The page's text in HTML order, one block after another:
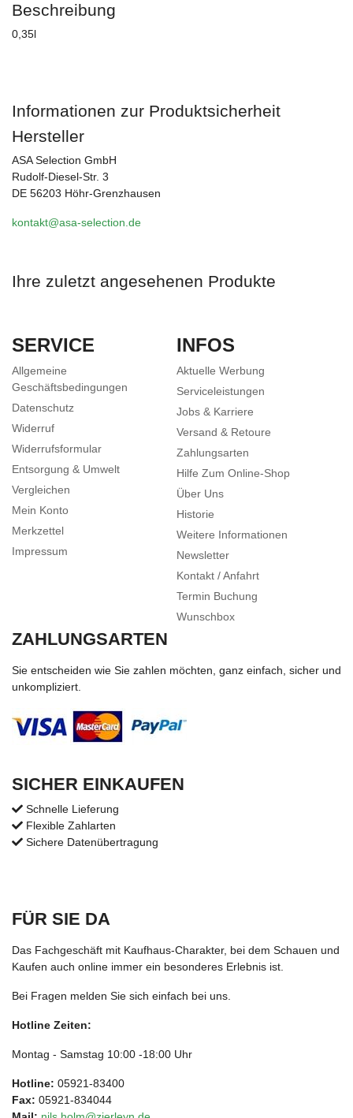
Beschreibung
0,35l
Informationen zur Produktsicherheit
Hersteller
ASA Selection GmbH
Rudolf-Diesel-Str. 3
DE 56203 Höhr-Grenzhausen
kontakt@asa-selection.de
Ihre zuletzt angesehenen Produkte
SERVICE
Allgemeine
Geschäftsbedingungen
Datenschutz
Widerruf
Widerrufsformular
Entsorgung & Umwelt
Vergleichen
Mein Konto
Merkzettel
Impressum
INFOS
Aktuelle Werbung
Serviceleistungen
Jobs & Karriere
Versand & Retoure
Zahlungsarten
Hilfe Zum Online-Shop
Über Uns
Historie
Weitere Informationen
Newsletter
Kontakt / Anfahrt
Termin Buchung
Wunschbox
ZAHLUNGSARTEN
Sie entscheiden wie Sie zahlen möchten, ganz einfach, sicher und
unkompliziert.
SICHER EINKAUFEN
Schnelle Lieferung
Flexible Zahlarten
Sichere Datenübertragung
FÜR SIE DA
Das Fachgeschäft mit Kaufhaus-Charakter, bei dem Schauen und
Kaufen auch online immer ein besonderes Erlebnis ist.
Bei Fragen melden Sie sich einfach bei uns.
Hotline Zeiten:
Montag - Samstag 10:00 -18:00 Uhr
Hotline: 05921-83400
Fax: 05921-834044